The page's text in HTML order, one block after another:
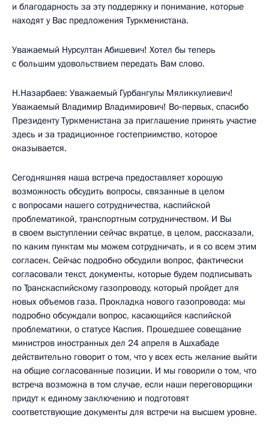
и благодарность за эту поддержку и понимание, которые
находят у Вас предложения Туркменистана.
Уважаемый Нурсултан Абишевич! Хотел бы теперь
с большим удовольствием передать Вам слово.
Н.Назарбаев: Уважаемый Гурбангулы Мяликкулиевич!
Уважаемый Владимир Владимирович! Во‑первых, спасибо
Президенту Туркменистана за приглашение принять участие
здесь и за традиционное гостеприимство, которое
оказывается.
Сегодняшняя наша встреча предоставляет хорошую
возможность обсудить вопросы, связанные в целом
с вопросами нашего сотрудничества, каспийской
проблематикой, транспортным сотрудничеством. И Вы
в своем выступлении сейчас вкратце, в целом, рассказали,
по каким пунктам мы можем сотрудничать, и я со всем этим
согласен. Сейчас подробно обсудили вопрос, фактически
согласовали текст, документы, которые будем подписывать
по Транскаспийскому газопроводу, который пройдет для
новых объемов газа. Прокладка нового газопровода: мы
подробно обсуждали вопрос, касающийся каспийской
проблематики, о статусе Каспия. Прошедшее совещание
министров иностранных дел 24 апреля в Ашхабаде
действительно говорит о том, что у всех есть желание выйти
на общие согласованные позиции. И мы говорили о том, что
встреча возможна в том случае, если наши переговорщики
придут к единому заключению и подготовят
соответствующие документы для встречи на высшем уровне.